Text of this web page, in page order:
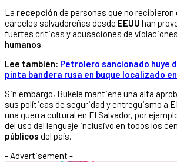
La recepción de personas que no recibieron
cárceles salvadoreñas desde EEUU han
fuertes críticas y acusaciones de
humanos.
Lee también: Petrolero sancionado huye
pinta bandera rusa en buque localizado
Sin embargo, Bukele mantiene una alta
sus políticas de seguridad y entreguismo a
una guerra cultural en El Salvador, por
del uso del lenguaje inclusivo en todos los
públicos del país.
- Advertisement -